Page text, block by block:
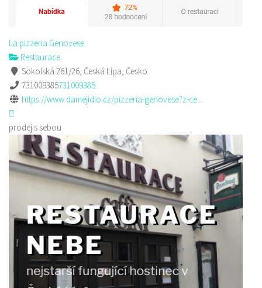
La pizzeria Genovese
Restaurace
Sokolská 261/26, Česká Lípa, Česko
731009385731009385
https://www.damejidlo.cz/pizzeria-genovese?z-ce...
prodej s sebou